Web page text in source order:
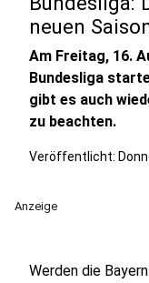
neuen
Am Freitag, 16.
Bundesliga
gibt es auch
zu beachten.
Veröffentlicht:
Anzeige
Werden die